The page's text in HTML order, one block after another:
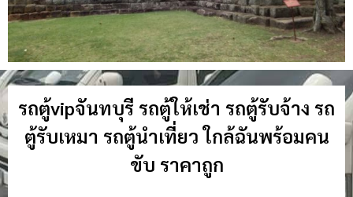
รถตู้vipจันทบุรี รถตู้ให้เช่า รถตู้รับจ้าง รถ
ตู้รับเหมา รถตู้นำเที่ยว ใกล้ฉันพร้อมคน
ขับ ราคาถูก